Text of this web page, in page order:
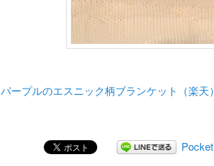
パープルのエスニック柄ブランケット（楽天）
Pocket